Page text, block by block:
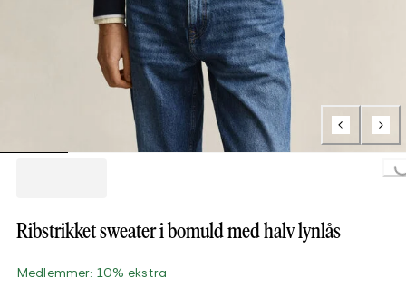
Loading...
Ribstrikket sweater i bomuld med halv lynlås
Medlemmer: 10% ekstra